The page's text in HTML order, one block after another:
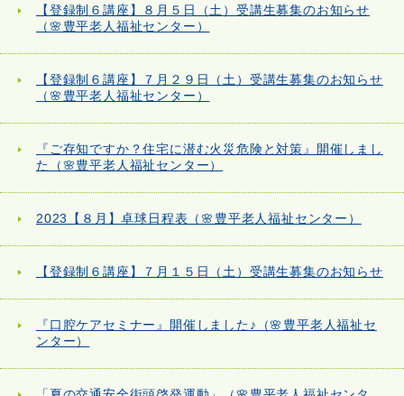
【登録制６講座】８月５日（土）受講生募集のお知らせ
（🌸豊平老人福祉センター）
【登録制６講座】７月２９日（土）受講生募集のお知らせ
（🌸豊平老人福祉センター）
『ご存知ですか？住宅に潜む火災危険と対策』開催しまし
た（🌸豊平老人福祉センター）
2023【８月】卓球日程表（🌸豊平老人福祉センター）
【登録制６講座】７月１５日（土）受講生募集のお知らせ
『口腔ケアセミナー』開催しました♪（🌸豊平老人福祉セ
ンター）